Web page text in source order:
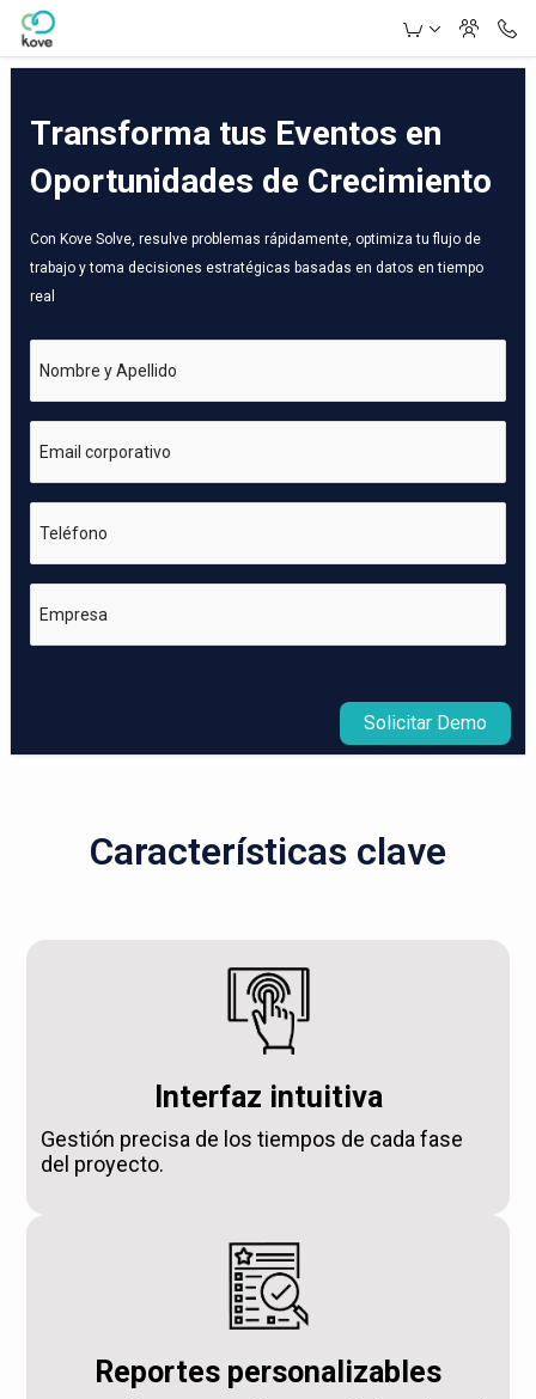
Skip to Main Content
Transforma tus Eventos en
Oportunidades de Crecimiento
Con Kove Solve, resulve problemas rápidamente, optimiza tu flujo de
trabajo y toma decisiones estratégicas basadas en datos en tiempo
real
Nombre y Apellido
Email corporativo
Teléfono
Empresa
Solicitar Demo
Características clave
Interfaz intuitiva
Gestión precisa de los tiempos de cada fase
del proyecto.
Reportes personalizables